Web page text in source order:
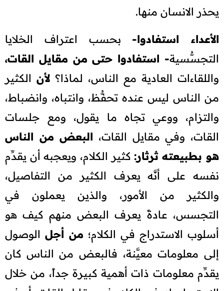
يحذر الانسان منها.
الأعداء استفادوا-بحسب اعتراف الخلايا
التجسُّسية- استفادوا حتى من مقايل القات،
واللقاءات العادية مع الناس، لماذا؟ لأنالكثير
من الناس ليس عنده تحفُّظ، وانتباه، وانضباط،
والتزام، ووعي تجاه ما يقول، ومع جلسات
القات، وفي مقايل القات، البعض من الناس
هو بطبيعته ثرثار:كثير الكلام، ويعجبه أن يقدِّم
نفسه على أنَّه يعرف الكثير من التفاصيل،
والكثير من الأمور، والذين يعملون في
التجسس، عادةً يعرف البعض منهم كيف هو
أسلوب الاستدراج في الكلام؛ من أجلالوصول
إلى معلومات معيَّنة، فالبعض من الناس كان
يقدِّم معلومات ذات أهمية كبيرة جداً، من خلال